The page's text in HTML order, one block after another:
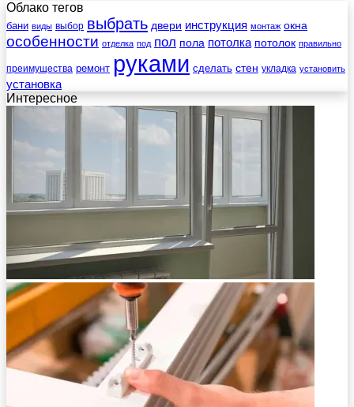
Облако тегов
бани виды выбор выбрать двери инструкция монтаж окна
особенности отделка под пол пола потолка потолок правильно
преимущества ремонт руками сделать стен укладка установить
установка
Интересное